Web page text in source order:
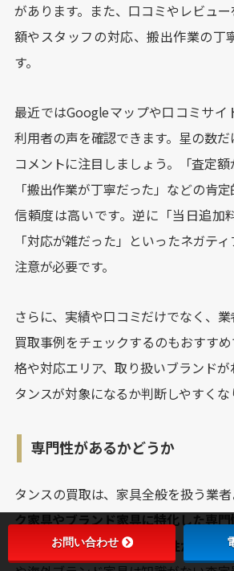
があります。また、口コミやレビュ
額やスタッフの対応、搬出作業の丁
す。
最近ではGoogleマップや口コミサイ
利用者の声を確認できます。星の数
コメントに注目しましょう。「査定額
「搬出作業が丁寧だった」などの肯
信頼度は高いです。逆に「当日追加
「対応が雑だった」といったネガテ
注意が必要です。
さらに、実績や口コミだけでなく、
買取事例をチェックするのもおすす
格や対応エリア、取り扱いブランド
タンスが対象になるか判断しやすくな
専門性があるかどうか
タンスの買取は、家具全般を扱う業者
ク家具やブランド家具に特化した専
が高く評価してくれる可能性が高い
お問い合わせ